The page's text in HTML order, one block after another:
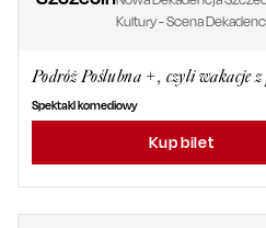
Kultury - Scena
Podróż Poślubna +, czyli wakacje
Spektakl komediowy
Kup bilet